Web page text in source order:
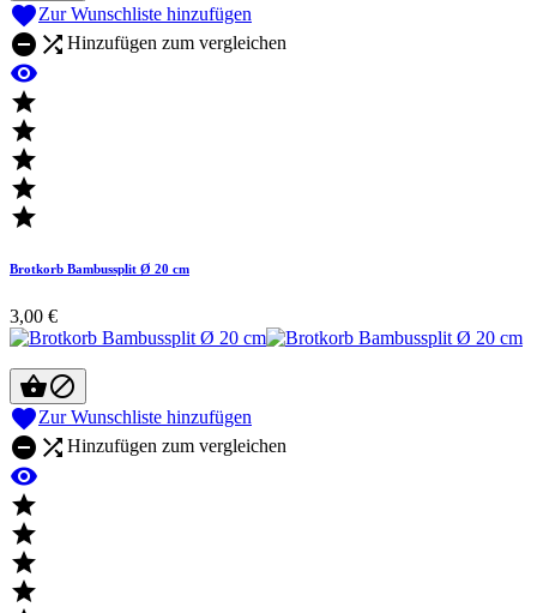
Zur Wunschliste hinzufügen
  Hinzufügen zum vergleichen






Brotkorb Bambussplit Ø 20 cm
3,00 €

Zur Wunschliste hinzufügen
  Hinzufügen zum vergleichen




